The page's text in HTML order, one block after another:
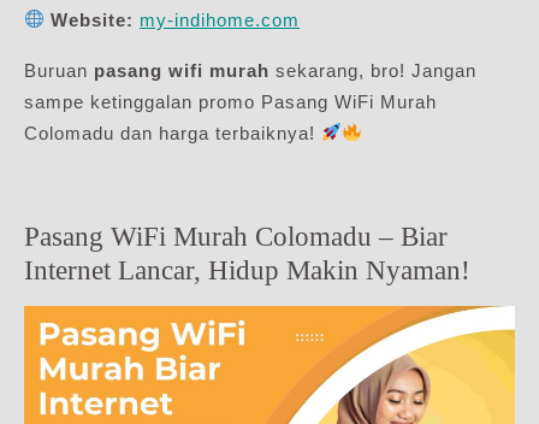
Website: my-indihome.com
Buruan pasang wifi murah sekarang, bro! Jangan
sampe ketinggalan promo Pasang WiFi Murah
Colomadu dan harga terbaiknya!
Pasang WiFi Murah Colomadu – Biar
Internet Lancar, Hidup Makin Nyaman!